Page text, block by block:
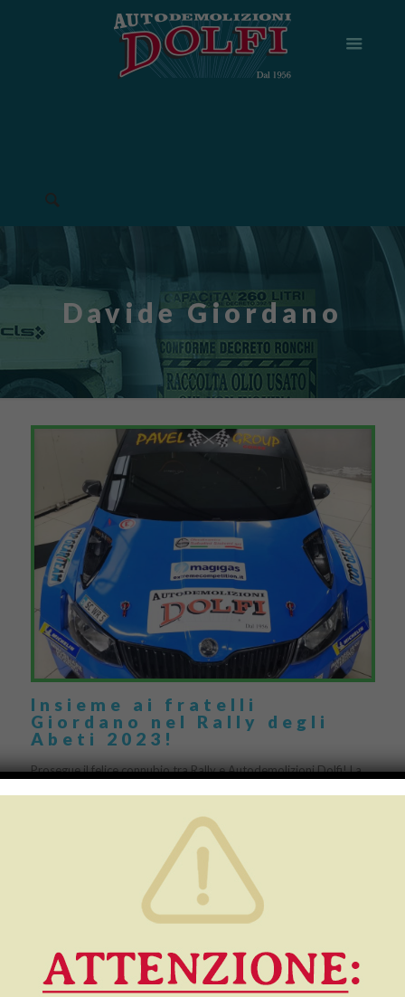
Davide Giordano
Insieme ai fratelli
Giordano nel Rally degli
Abeti 2023!
Prosegue il felice connubio tra Rally e Autodemolizioni Dolfi! La